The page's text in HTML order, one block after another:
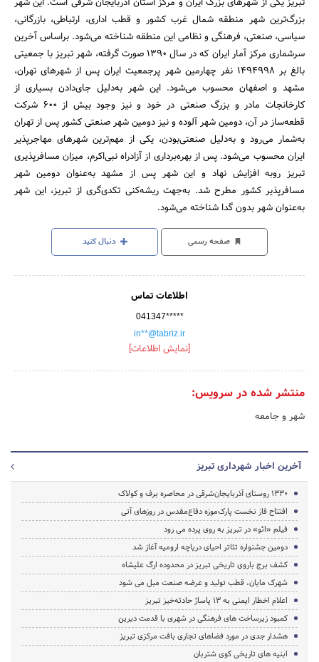
بزرگ‌ترین شهر منطقه شمال غرب کشور و قطب اداری، ارتباطی، بازرگانی،
سیاسی، صنعتی، فرهنگی و نظامی این منطقه شناخته می‌شود. براساس آخرین
سرشماری مرکز آمار ایران که در سال 1390 صورت گرفته، شهر تبریز با جمعیتی
بالغ بر 1494998 نفر چهارمین شهر پرجمعیت ایران پس از شهرهای تهران،
مشهد و اصفهان محسوب می‌شود. این شهر به‌دلیل جای‌دادن بسیاری از
کارخانجات مادر و بزرگ صنعتی در خود و نیز وجود بیش از 600 شرکت
قطعه‌ساز در آن، دومین شهر آلوده و نیز دومین شهر صنعتی کشور پس از تهران
به‌شمار می‌رود و به‌دلیل صنعتی‌بودن، یکی از مهم‌ترین شهرهای مهاجرپذیر
ایران محسوب می‌شود. پس از بهره‌برداری از آزادراه نبی‌اکرم، میزان مسافرپذیری
تبریز روبه افزایش نهاد و این شهر پس از مشهد به‌عنوان دومین شهر
مسافرپذیر کشور مطرح شد. به‌جهت ریشه‌کنی تکدی‌گری از تبریز، این شهر
به‌عنوان شهر بدون گدا شناخته می‌شود.
صفحه رسمی دنبال کنید
اطلاعات تماس
041347*****
in**@tabriz.ir
[نمایش اطلاعات]
منتشر شده در سرویس:
شهر و جامعه
آخرین اخبار شهرداری تبریز
1330 روستای آذربایجان‌شرقی در محاصره برف و کولاک
افتتاح فاز نخست پارک‌موزه‌ دفاع‌مقدس در روزهای آتی
فیلم «ائو» در تبریز به روی پرده می رود
دومین جشنواره تئاتر احیای دریاچه ارومیه آغاز شد
کشف برج باروی تاریخی تبریز در محدوده ارگ علیشاه
شهرک مایان، قطب تولید و عرضه صنعت مبل می شود
اعلام اخطار ایمنی به ۱۳ پاساژ حادثه‌خیز تبریز
کمبود زیرساخت های فرهنگی در شهری با قدمت دیرین
هشدار جدی در مورد فضاهای تجاری بافت مرکزی تبریز
ابنیه های تاریخی کوی شتربان